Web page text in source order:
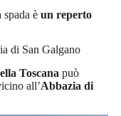
è un reperto
di San Galgano
Toscana può
all’Abbazia di